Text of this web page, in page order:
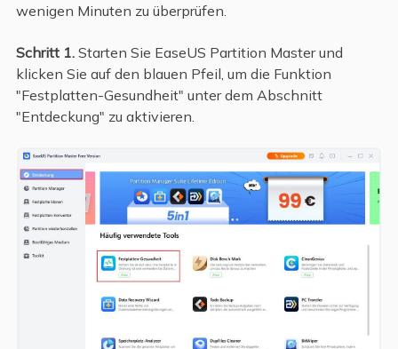
wenigen Minuten zu überprüfen.
Schritt 1.Starten Sie EaseUS Partition Master und
klicken Sie auf den blauen Pfeil, um die Funktion
"Festplatten-Gesundheit" unter dem Abschnitt
"Entdeckung" zu aktivieren.